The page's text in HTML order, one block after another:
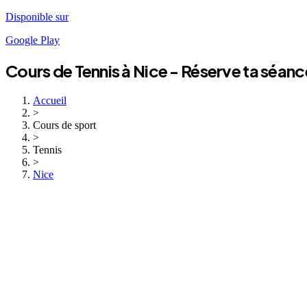
Disponible sur
Google Play
Cours deTennisà Nice- Réserve ta
Accueil
>
Cours de sport
>
Tennis
>
Nice